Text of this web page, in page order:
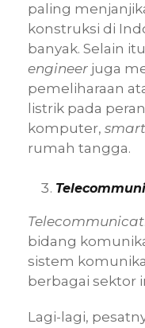
paling
konstruksi di
banyak. Selain
engineer juga
pemeliharaan
listrik pada
komputer,
rumah tangga.
bidang
sistem
berbagai sektor
Lagi-lagi,